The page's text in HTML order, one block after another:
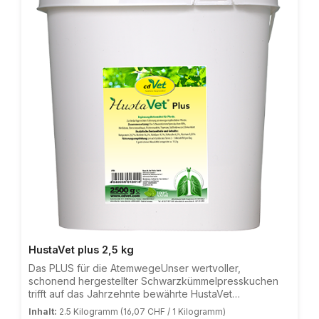
HustaVet plus 2,5 kg
Das PLUS für die AtemwegeUnser wertvoller,
schonend hergestellter Schwarzkümmelpresskuchen
trifft auf das Jahrzehnte bewährte HustaVet
AtemMix.cdVet Schwarzkümmelpresskuchen enthält, im
Inhalt: 2.5 Kilogramm (16,07 CHF / 1 Kilogramm)